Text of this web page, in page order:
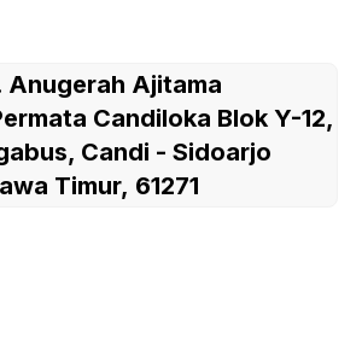
Anugerah Ajitama
Candiloka Blok Y-12,
Candi - Sidoarjo
Timur, 61271